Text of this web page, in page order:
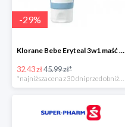
-29%
Klorane Bebe Eryteal 3w1 maść do przewijania dla dzieci
32.43 zł45.99 zł*
*najniższa cena z 30 dni przed obniżką